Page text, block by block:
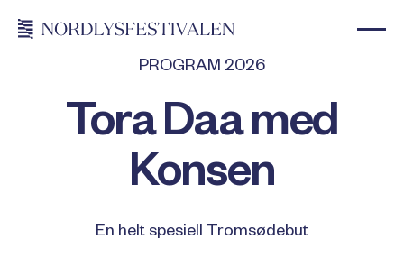
PROGRAM 2026
Tora Daa med
Konsen
En helt spesiell Tromsødebut